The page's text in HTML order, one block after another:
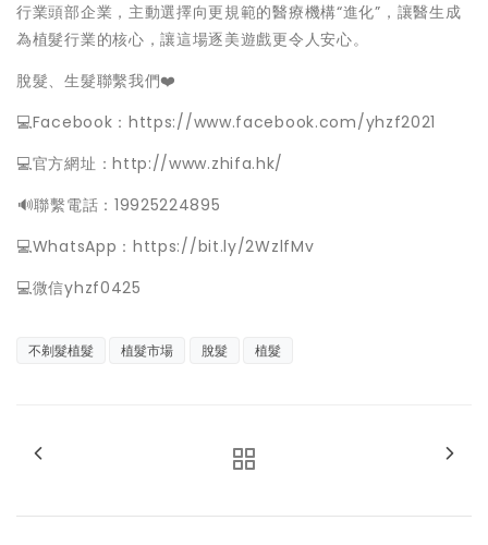
行業頭部企業，主動選擇向更規範的醫療機構“進化”，讓醫生成
為植髮行業的核心，讓這場逐美遊戲更令人安心。
脫髮、生髮聯繫我們❤️
💻Facebook：https://www.facebook.com/yhzf2021
💻官方網址：http://www.zhifa.hk/
️🔊聯繫電話：19925224895
💻WhatsApp：https://bit.ly/2WzlfMv
💻微信yhzf0425
不剃髮植髮 植髮市場 脫髮 植髮